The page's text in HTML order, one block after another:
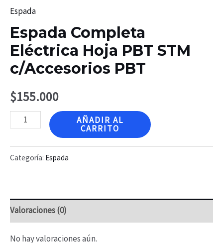
Espada
Espada Completa
Eléctrica Hoja PBT STM
c/Accesorios PBT
$155.000
Espada
Eléctrica
c/Accesorios
PBT
AÑADIR AL
CARRITO
Categoría: Espada
Valoraciones (0)
No hay valoraciones aún.